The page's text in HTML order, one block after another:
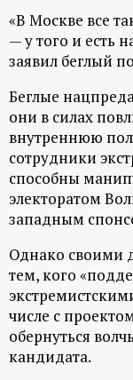
ы
й
п
о
р
а
л
«В Москве все
— у того и есть
заявил беглый
Беглые
они в силах
внутреннюю
сотрудники
способны
электоратом
западным
Однако своими
тем, кого
числе с
обернуться
кандидата.